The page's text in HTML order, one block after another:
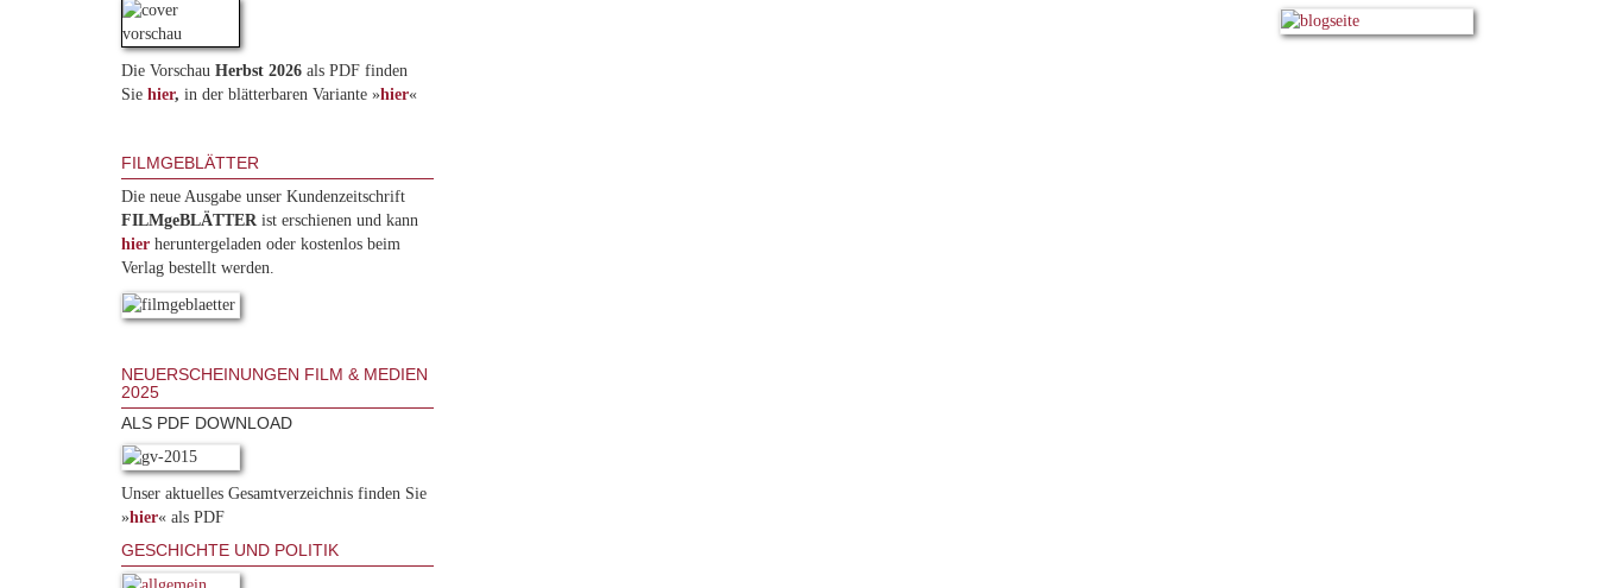
Die Vorschau Herbst 2026 als PDF finden
Sie hier, in der blätterbaren Variante »hier«
FILMGEBLÄTTER
Die neue Ausgabe unser Kundenzeitschrift
FILMgeBLÄTTERist erschienen und kann
hier heruntergeladen oder kostenlos beim
Verlag bestellt werden.
NEUERSCHEINUNGEN FILM & MEDIEN
2025
ALS PDF DOWNLOAD
Unser aktuelles Gesamtverzeichnis finden Sie
»hier« als PDF
GESCHICHTE UND POLITIK